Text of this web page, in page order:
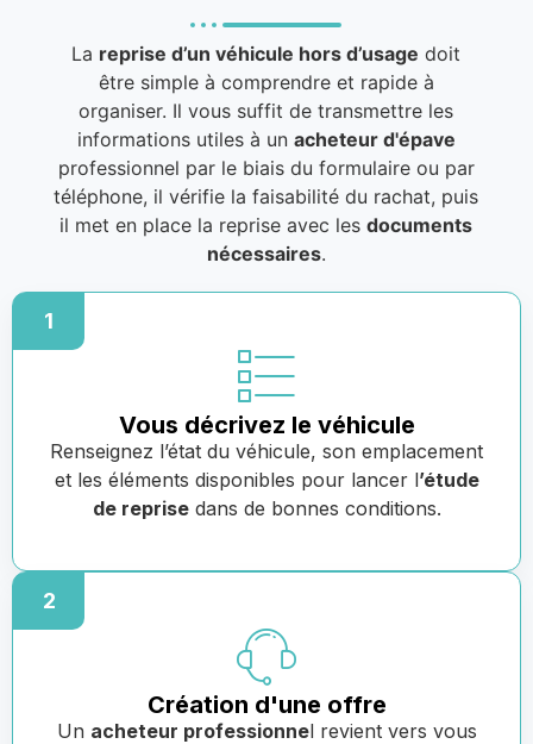
La reprise d’un véhicule hors d’usage doit
être simple à comprendre et rapide à
organiser. Il vous suffit de transmettre les
informations utiles à un acheteur d'épave
professionnel par le biais du formulaire ou par
téléphone, il vérifie la faisabilité du rachat, puis
il met en place la reprise avec lesdocuments
nécessaires.
1
Vous décrivez le véhicule
Renseignez l’état du véhicule, son emplacement
et les éléments disponibles pour lancer l’étude
de reprisedans de bonnes conditions.
2
Création d'une offre
Un acheteur professionnel revient vers vous